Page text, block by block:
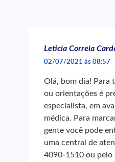
Leticia Correia
02/07/2021 às 08:57
Olá, bom dia! Para
ou orientações é
especialista, em
médica. Para
gente você pode
uma central de
4090-1510 ou pelo